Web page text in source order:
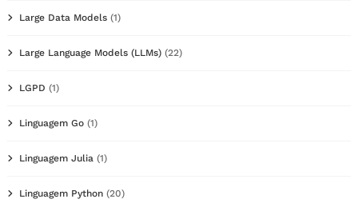
Large Data Models (1)
Large Language Models (LLMs) (22)
LGPD (1)
Linguagem Go (1)
Linguagem Julia (1)
Linguagem Python (20)